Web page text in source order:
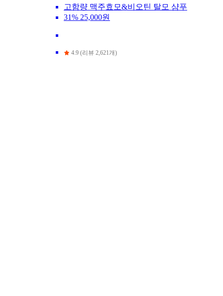
고함량 맥주효모&비오틴 탈모 샴푸
31% 25,000원
4.9 (리뷰 2,621개)